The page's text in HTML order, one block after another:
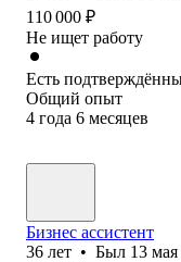
110 000 ₽
Не ищет работу
Есть
Общий опыт
4 года 6 месяцев
Бизнес ассистент
36 лет • Был 13 мая